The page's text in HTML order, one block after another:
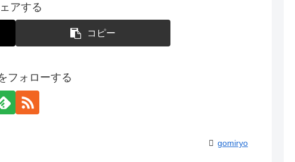
アする
コピー
フォローする
gomiryo